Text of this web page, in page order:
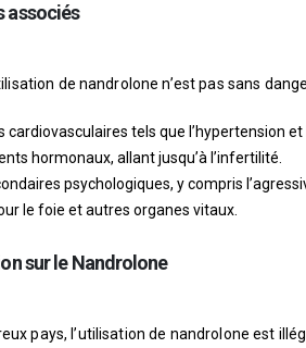
associés
de nandrolone n’est pas sans
cardiovasculaires tels que l’hypertension
hormonaux, allant jusqu’à l’infertilité.
psychologiques, y compris
le foie et autres organes vitaux.
sur le Nandrolone
pays, l’utilisation de nandrolone est